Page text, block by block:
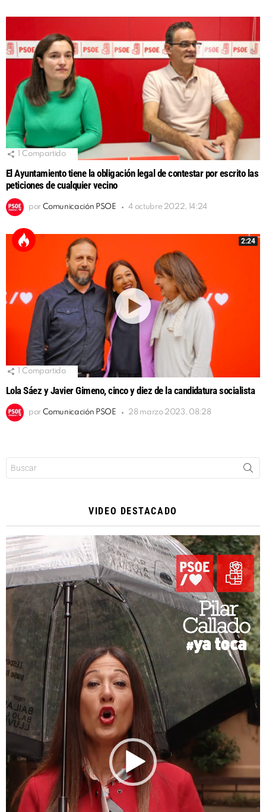
Compartido
El Ayuntamiento tiene la obligación legal de contestar por escrito las
peticiones de cualquier vecino
por Comunicación PSOE 4 octubre 2022, 14:24
2:24
Compartido
Lola Sáez y Javier Gimeno, cinco y diez de la candidatura socialista
por Comunicación PSOE 28 marzo 2023, 08:28
VIDEO DESTACADO
Reproductor
de
vídeo